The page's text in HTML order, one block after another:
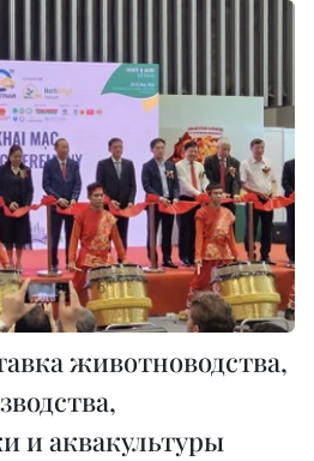
животноводства,
и аквакультуры